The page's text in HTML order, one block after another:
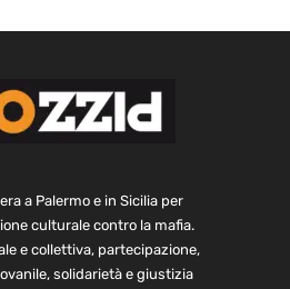
a Palermo e in Sicilia per
culturale contro la mafia.
e collettiva, partecipazione,
solidarietà e giustizia